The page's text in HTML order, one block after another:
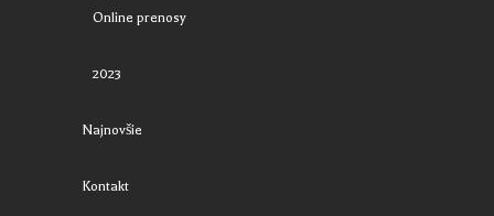
Online prenosy
2023
Najnovšie
Kontakt